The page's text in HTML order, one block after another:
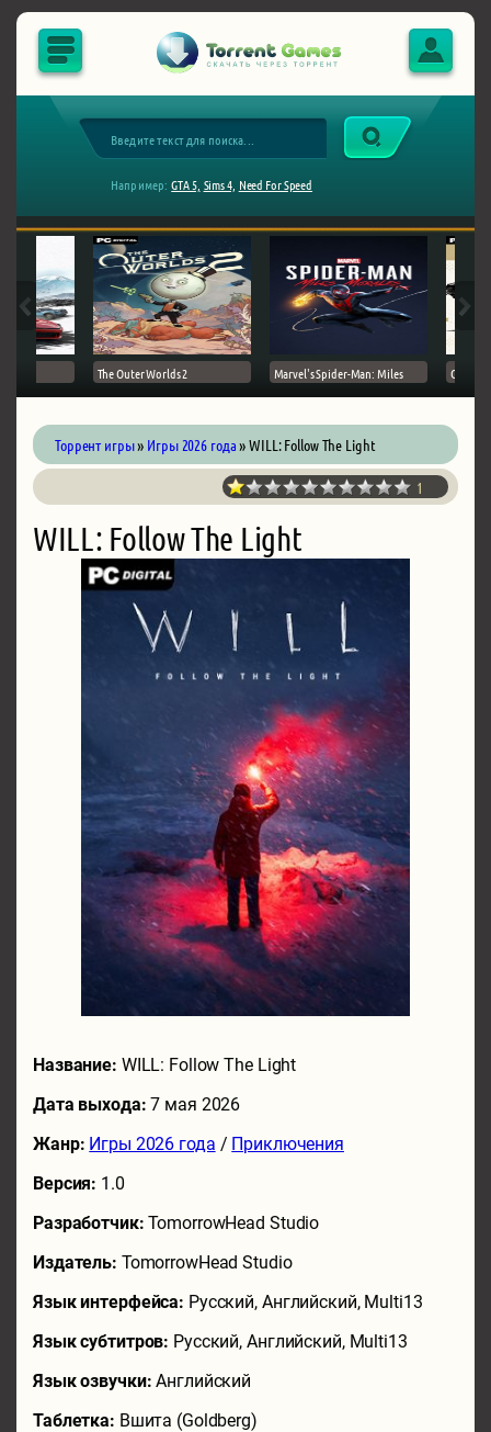
Например: GTA 5, Sims 4, Need For Speed
The Outer Worlds 2 Marvel's Spider-Man: Miles Ghost
Торрент игры» Игры 2026 года» WILL: Follow The Light
1
WILL: Follow The Light
Название: WILL: Follow The Light
Дата выхода:7 мая 2026
Жанр: Игры 2026 года / Приключения
Версия: 1.0
Разработчик:TomorrowHead Studio
Издатель: TomorrowHead Studio
Язык интерфейса: Русский, Английский, Multi13
Язык субтитров: Русский, Английский, Multi13
Язык озвучки:Английский
Таблетка: Вшита (Goldberg)